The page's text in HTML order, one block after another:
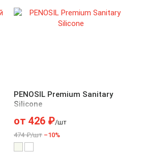
PENOSIL Premium Sanitary
Silicone
от 426₽/шт
474 ₽/шт –10%